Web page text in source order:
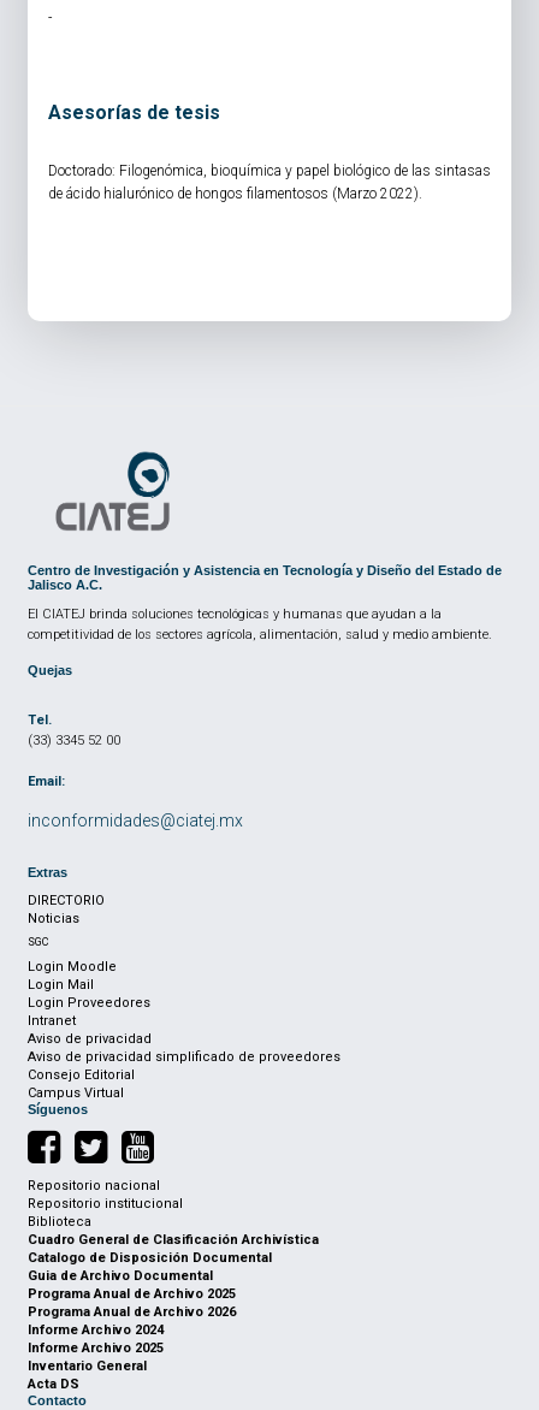
-
Asesorías de tesis
Doctorado: Filogenómica, bioquímica y papel biológico de las sintasas
de ácido hialurónico de hongos filamentosos (Marzo 2022).
Centro de Investigación y Asistencia en Tecnología y Diseño del Estado de
Jalisco A.C.
El CIATEJ brinda soluciones tecnológicas y humanas que ayudan a la
competitividad de los sectores agrícola, alimentación, salud y medio ambiente.
Quejas
Tel.
(33) 3345 52 00
Email:
inconformidades@ciatej.mx
Extras
DIRECTORIO
Noticias
SGC
Login Moodle
Login Mail
Login Proveedores
Intranet
Aviso de privacidad
Aviso de privacidad simplificado de proveedores
Consejo Editorial
Campus Virtual
Síguenos
Repositorio nacional
Repositorio institucional
Biblioteca
Cuadro General de Clasificación Archivística
Catalogo de Disposición Documental
Guia de Archivo Documental
Programa Anual de Archivo 2025
Programa Anual de Archivo 2026
Informe Archivo 2024
Informe Archivo 2025
Inventario General
Acta DS
Contacto